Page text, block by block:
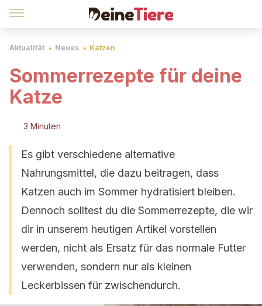
Aktualität Neues Katzen
Sommerrezepte für deine
Katze
3 Minuten
Es gibt verschiedene alternative
Nahrungsmittel, die dazu beitragen, dass
Katzen auch im Sommer hydratisiert bleiben.
Dennoch solltest du die Sommerrezepte, die wir
dir in unserem heutigen Artikel vorstellen
werden, nicht als Ersatz für das normale Futter
verwenden, sondern nur als kleinen
Leckerbissen für zwischendurch.